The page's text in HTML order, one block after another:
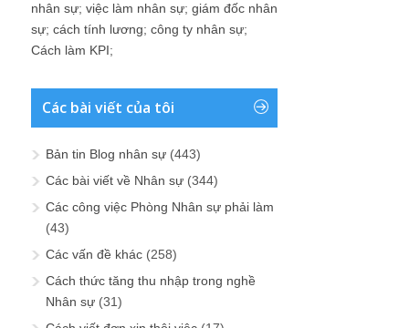
nhân sự; việc làm nhân sự; giám đốc nhân
sự; cách tính lương; công ty nhân sự;
Cách làm KPI;
Các bài viết của tôi
Bản tin Blog nhân sự (443)
Các bài viết về Nhân sự (344)
Các công việc Phòng Nhân sự phải làm
(43)
Các vấn đề khác (258)
Cách thức tăng thu nhập trong nghề
Nhân sự (31)